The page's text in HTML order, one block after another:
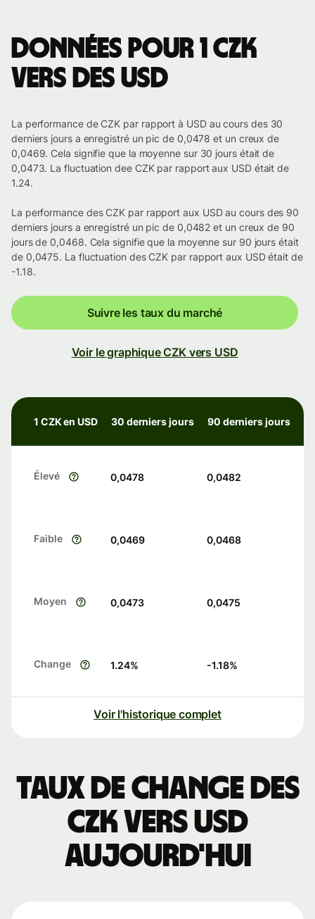
Données pour 1 CZK
vers des USD
La performance de CZK par rapport à USD au cours des 30
derniers jours a enregistré un pic de 0,0478 et un creux de
0,0469. Cela signifie que la moyenne sur 30 jours était de
0,0473. La fluctuation dee CZK par rapport aux USD était de
1.24.
La performance des CZK par rapport aux USD au cours des 90
derniers jours a enregistré un pic de 0,0482 et un creux de 90
jours de 0,0468. Cela signifie que la moyenne sur 90 jours était
de 0,0475. La fluctuation des CZK par rapport aux USD était de
-1.18.
Suivre les taux du marché
Voir le graphique CZK vers USD
1 CZK en USD 30 derniers jours 90 derniers jours
Élevé 0,0478 0,0482
Faible 0,0469 0,0468
Moyen 0,0473 0,0475
Change 1.24% -1.18%
Voir l'historique complet
Taux de change des
CZK vers USD
aujourd'hui